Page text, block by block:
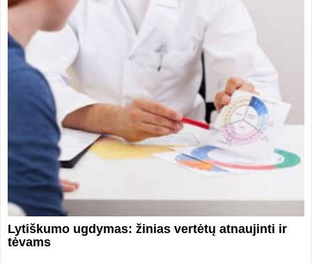
Lytiškumo ugdymas: žinias vertėtų atnaujinti ir
tėvams